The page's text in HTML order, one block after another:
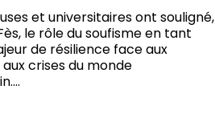
et universitaires ont souligné,
le rôle du soufisme en tant
de résilience face aux
crises du monde